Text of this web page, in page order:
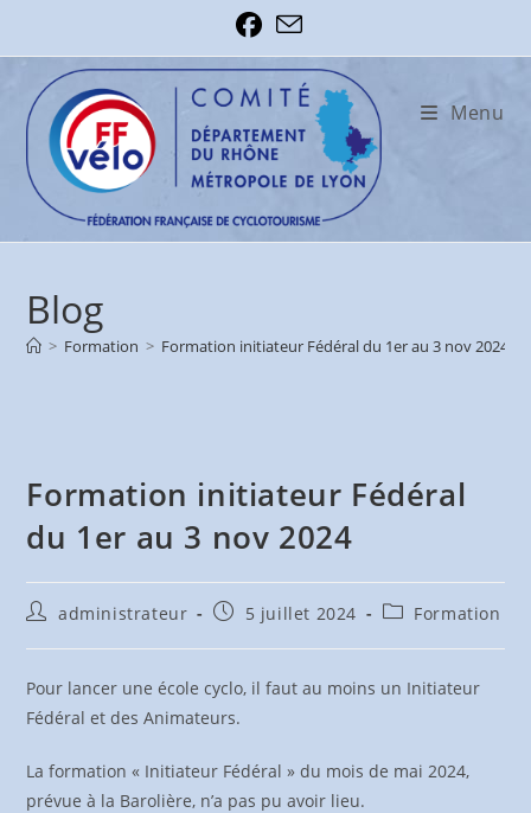
content
Menu
Blog
> Formation > Formation initiateur Fédéral du 1er au 3 nov 2024
Formation initiateur Fédéral
du 1er au 3 nov 2024
Auteur/autrice
la
publication :
administrateur
Publication
5 juillet 2024
PostFormation
Pour lancer une école cyclo, il faut au moins un Initiateur
Fédéral et des Animateurs.
La formation « Initiateur Fédéral » du mois de mai 2024,
prévue à la Barolière, n’a pas pu avoir lieu.